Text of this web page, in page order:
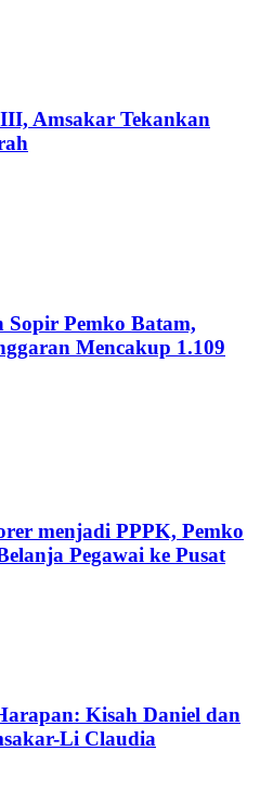
Amsakar Tekankan
Pemko Batam,
Mencakup 1.109
menjadi PPPK, Pemko
Pegawai ke Pusat
Kisah Daniel dan
Li Claudia